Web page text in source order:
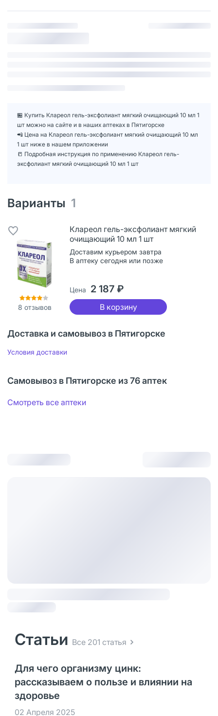
🏪 Купить Клареол гель-эксфолиант мягкий очищающий 10 мл 1
шт можно на сайте и в наших аптеках в Пятигорске
📲 Цена на Клареол гель-эксфолиант мягкий очищающий 10 мл
1 шт ниже в нашем приложении
📒 Подробная инструкция по применению Клареол гель-
эксфолиант мягкий очищающий 10 мл 1 шт
Варианты 1
8 отзывов
Клареол гель-эксфолиант мягкий
очищающий 10 мл 1 шт
Доставим курьером завтра
В аптеку сегодня или позже
Цена 2 187 ₽
В корзину
Доставка и самовывоз в Пятигорске
Условия доставки
Самовывоз в Пятигорске из 76 аптек
Смотреть все аптеки
Статьи Все 201 статья
Для чего организму цинк:
рассказываем о пользе и влиянии на
здоровье
02 Апреля 2025